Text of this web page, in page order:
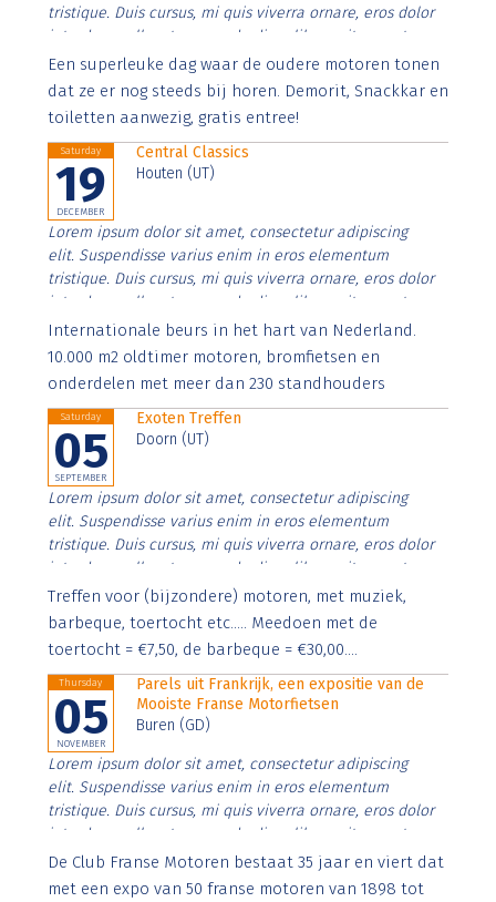
tristique. Duis cursus, mi quis viverra ornare, eros dolor
interdum nulla, ut commodo diam libero vitae erat.
Aenean faucibus nibh et justo cursus id rutrum lorem
imperdiet. Nunc ut sem vitae risus tristique posuere.
Een superleuke dag waar de oudere motoren tonen
dat ze er nog steeds bij horen. Demorit, Snackkar en
toiletten aanwezig, gratis entree!
Saturday
19
DECEMBER
Central Classics
Houten (UT)
Lorem ipsum dolor sit amet, consectetur adipiscing
elit. Suspendisse varius enim in eros elementum
tristique. Duis cursus, mi quis viverra ornare, eros dolor
interdum nulla, ut commodo diam libero vitae erat.
Aenean faucibus nibh et justo cursus id rutrum lorem
imperdiet. Nunc ut sem vitae risus tristique posuere.
Internationale beurs in het hart van Nederland.
10.000 m2 oldtimer motoren, bromfietsen en
onderdelen met meer dan 230 standhouders
Saturday
05
SEPTEMBER
Exoten Treffen
Doorn (UT)
Lorem ipsum dolor sit amet, consectetur adipiscing
elit. Suspendisse varius enim in eros elementum
tristique. Duis cursus, mi quis viverra ornare, eros dolor
interdum nulla, ut commodo diam libero vitae erat.
Aenean faucibus nibh et justo cursus id rutrum lorem
imperdiet. Nunc ut sem vitae risus tristique posuere.
Treffen voor (bijzondere) motoren, met muziek,
barbeque, toertocht etc..... Meedoen met de
toertocht = €7,50, de barbeque = €30,00....
Thursday
05
NOVEMBER
Parels uit Frankrijk, een expositie van de
Mooiste Franse Motorfietsen
Buren (GD)
Lorem ipsum dolor sit amet, consectetur adipiscing
elit. Suspendisse varius enim in eros elementum
tristique. Duis cursus, mi quis viverra ornare, eros dolor
interdum nulla, ut commodo diam libero vitae erat.
Aenean faucibus nibh et justo cursus id rutrum lorem
imperdiet. Nunc ut sem vitae risus tristique posuere.
De Club Franse Motoren bestaat 35 jaar en viert dat
met een expo van 50 franse motoren van 1898 tot